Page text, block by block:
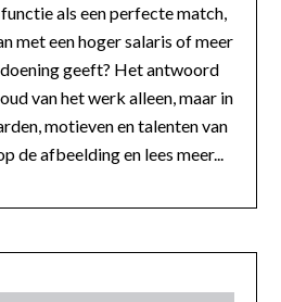
als een perfecte match,
met een hoger salaris of meer
geeft? Het antwoord
van het werk alleen, maar in
motieven en talenten van
de afbeelding en lees meer...